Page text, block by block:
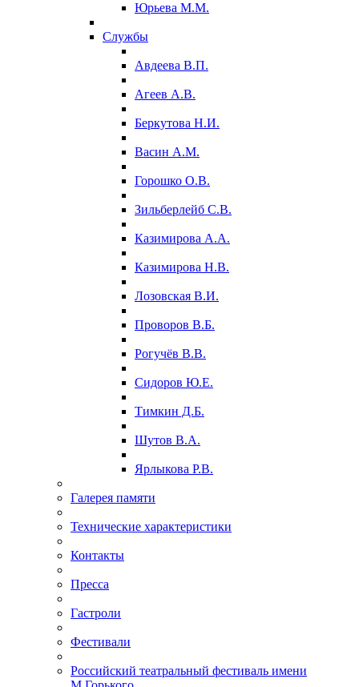
Юрьева М.М.
Службы
Авдеева В.П.
Агеев А.В.
Беркутова Н.И.
Васин А.М.
Горошко О.В.
Зильберлейб С.В.
Казимирова А.А.
Казимирова Н.В.
Лозовская В.И.
Проворов В.Б.
Рогучёв В.В.
Сидоров Ю.Е.
Тимкин Д.Б.
Шутов В.А.
Ярлыкова Р.В.
Галерея памяти
Технические характеристики
Контакты
Пресса
Гастроли
Фестивали
Российский театральный фестиваль имени